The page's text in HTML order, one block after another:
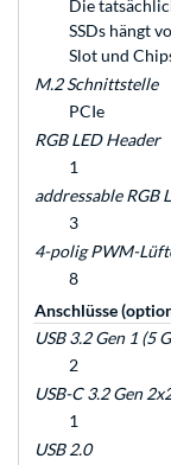
Die
SSDs hängt
Slot und
M.2 Schnittstelle
PCIe
RGB LED Header
1
addressable RGB
3
4-polig PWM-
8
Anschlüsse
USB 3.2 Gen 1 (5
2
USB-C 3.2 Gen
1
USB 2.0